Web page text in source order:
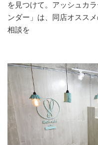
を見つけて。アッシュカ
ンダー」は、同店オスス
相談を